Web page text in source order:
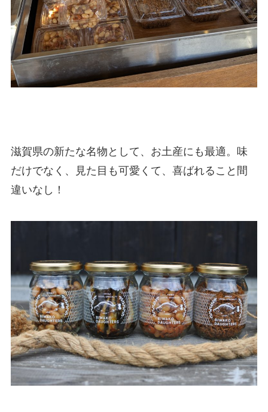
滋賀県の新たな名物として、お土産にも最適。味
だけでなく、見た目も可愛くて、喜ばれること間
違いなし！